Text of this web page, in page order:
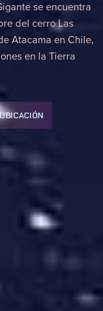
se encuentra
del cerro Las
Atacama en Chile,
en la Tierra